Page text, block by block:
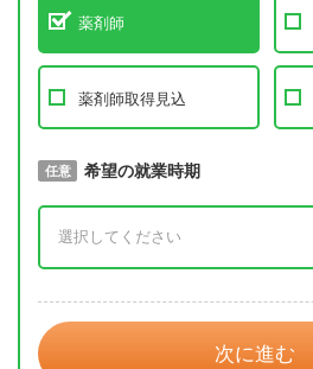
薬剤師
薬剤師取得見込
必須 取得予定年
任意 希望の就業時期
次に進む